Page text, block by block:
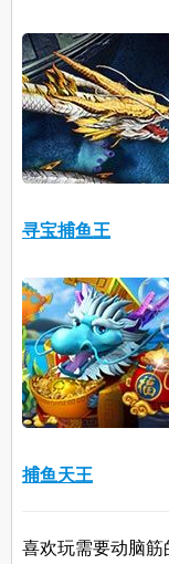
寻宝捕鱼王
捕鱼天王
喜欢玩需要动脑筋